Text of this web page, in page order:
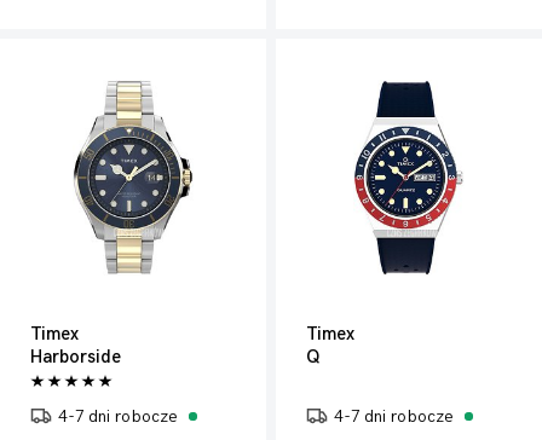
Timex
Harborside
4-7 dni robocze
Timex
Q
4-7 dni robocze